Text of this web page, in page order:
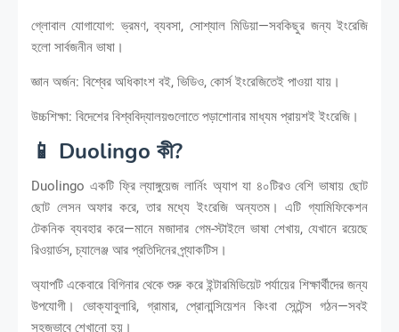
গ্লোবাল যোগাযোগ: ভ্রমণ, ব্যবসা, সোশ্যাল মিডিয়া—সবকিছুর জন্য ইংরেজি
হলো সার্বজনীন ভাষা।
জ্ঞান অর্জন: বিশ্বের অধিকাংশ বই, ভিডিও, কোর্স ইংরেজিতেই পাওয়া যায়।
উচ্চশিক্ষা: বিদেশের বিশ্ববিদ্যালয়গুলোতে পড়াশোনার মাধ্যম প্রায়শই ইংরেজি।
📱 Duolingo কী?
Duolingo একটি ফ্রি ল্যাঙ্গুয়েজ লার্নিং অ্যাপ যা ৪০টিরও বেশি ভাষায় ছোট
ছোট লেসন অফার করে, তার মধ্যে ইংরেজি অন্যতম। এটি গ্যামিফিকেশন
টেকনিক ব্যবহার করে—মানে মজাদার গেম-স্টাইলে ভাষা শেখায়, যেখানে রয়েছে
রিওয়ার্ডস, চ্যালেঞ্জ আর প্রতিদিনের প্র্যাকটিস।
অ্যাপটি একেবারে বিগিনার থেকে শুরু করে ইন্টারমিডিয়েট পর্যায়ের শিক্ষার্থীদের জন্য
উপযোগী। ভোক্যাবুলারি, গ্রামার, প্রোনান্সিয়েশন কিংবা সেন্টেন্স গঠন—সবই
সহজভাবে শেখানো হয়।